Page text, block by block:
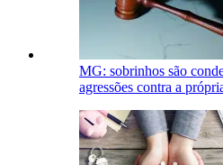
MG: sobrinhos são
agressões contra a